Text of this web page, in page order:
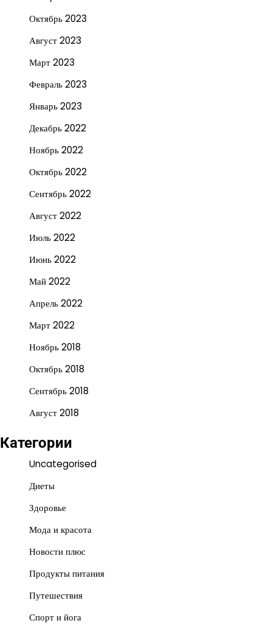
Октябрь 2023
Август 2023
Март 2023
Февраль 2023
Январь 2023
Декабрь 2022
Ноябрь 2022
Октябрь 2022
Сентябрь 2022
Август 2022
Июль 2022
Июнь 2022
Май 2022
Апрель 2022
Март 2022
Ноябрь 2018
Октябрь 2018
Сентябрь 2018
Август 2018
Категории
Uncategorised
Диеты
Здоровье
Мода и красота
Новости плюс
Продукты питания
Путешествия
Спорт и йога